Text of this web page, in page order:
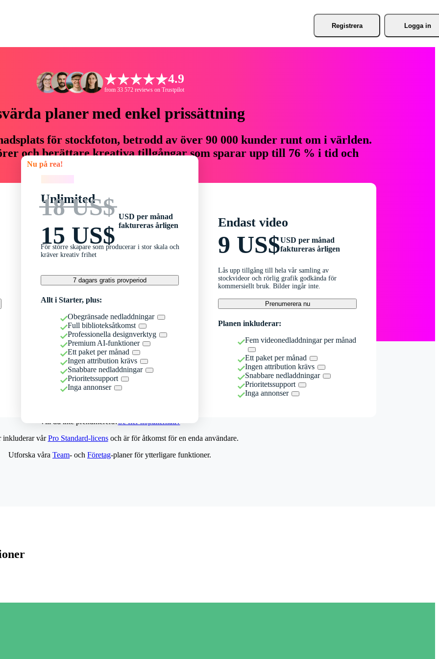
Registrera Logga in
4.9
from 33 572 reviews on Trustpilot
planer med enkel prissättning
för stockfoton, betrodd av över 90 000 kunder runt om i världen.
och berättare kreativa tillgångar som sparar upp till 76 % i tid och
Nu på rea!
Unlimited
18 US$
15 US$
USD per månad
faktureras årligen
För större skapare som producerar i stor skala och
kräver kreativ frihet
7 dagars gratis provperiod
Allt i Starter, plus:
Obegränsade nedladdningar
Full biblioteksåtkomst
Professionella designverktyg
Premium AI-funktioner
Ett paket per månad
Ingen attribution krävs
Snabbare nedladdningar
Prioritetssupport
Inga annonser
Endast video
9 US$USD per månad
faktureras årligen
Lås upp tillgång till hela vår samling av
stockvideor och rörlig grafik godkända för
kommersiellt bruk. Bilder ingår inte.
Prenumerera nu
Planen inkluderar:
Fem videonedladdningar per månad
Ett paket per månad
Ingen attribution krävs
Snabbare nedladdningar
Prioritetssupport
Inga annonser
Vill du inte prenumerera?Se fler köpalternativ
inkluderar vårPro Standard-licensoch är för åtkomst för en enda användare.
Utforska våra Team- och Företag-planer för ytterligare funktioner.